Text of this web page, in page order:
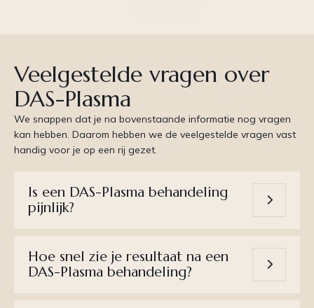
Veelgestelde vragen over
DAS-Plasma
We snappen dat je na bovenstaande informatie nog vragen
kan hebben. Daarom hebben we de veelgestelde vragen vast
handig voor je op een rij gezet.
Is een DAS-Plasma behandeling
pijnlijk?
Hoe snel zie je resultaat na een
DAS-Plasma behandeling?